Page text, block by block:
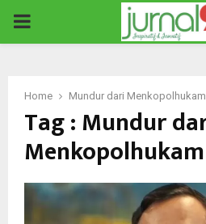
PRIMARY
Home Mundur dari Menkopolhukam
Tag : Mundur
Menkopolhukam